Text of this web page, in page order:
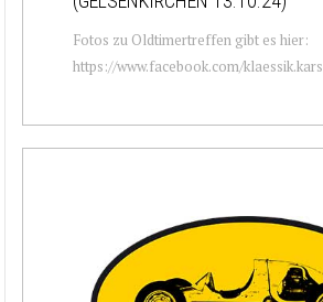
Fotos zu Oldtimertreffen gibt es hier:
https://www.facebook.com/klaessik.kars